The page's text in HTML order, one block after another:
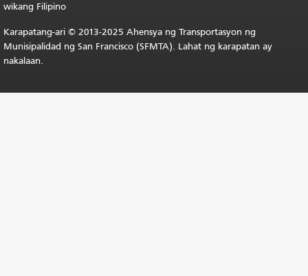
wikang Filipino
Karapatang-ari © 2013-2025 Ahensya ng Transportasyon ng
Munisipalidad ng San Francisco (SFMTA). Lahat ng karapatan ay
nakalaan.